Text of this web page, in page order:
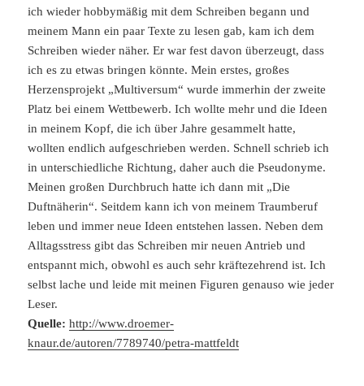
ich wieder hobbymäßig mit dem Schreiben begann und
meinem Mann ein paar Texte zu lesen gab, kam ich dem
Schreiben wieder näher. Er war fest davon überzeugt, dass
ich es zu etwas bringen könnte. Mein erstes, großes
Herzensprojekt „Multiversum“ wurde immerhin der zweite
Platz bei einem Wettbewerb. Ich wollte mehr und die Ideen
in meinem Kopf, die ich über Jahre gesammelt hatte,
wollten endlich aufgeschrieben werden. Schnell schrieb ich
in unterschiedliche Richtung, daher auch die Pseudonyme.
Meinen großen Durchbruch hatte ich dann mit „Die
Duftnäherin“. Seitdem kann ich von meinem Traumberuf
leben und immer neue Ideen entstehen lassen. Neben dem
Alltagsstress gibt das Schreiben mir neuen Antrieb und
entspannt mich, obwohl es auch sehr kräftezehrend ist. Ich
selbst lache und leide mit meinen Figuren genauso wie jeder
Leser.
Quelle: http://www.droemer-
knaur.de/autoren/7789740/petra-mattfeldt